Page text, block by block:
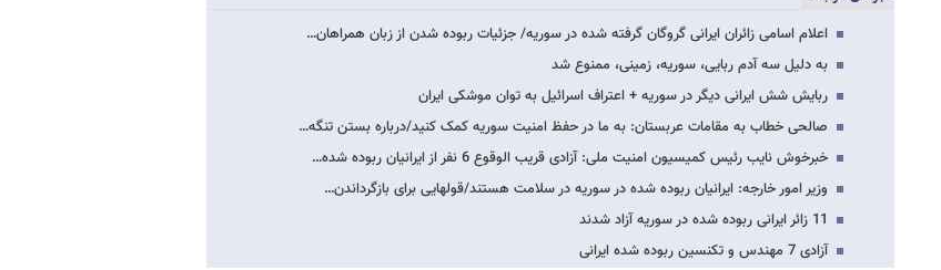
اعلام اسامی زائران ایرانی گروگان گرفته شده در سوریه/ جزئیات ربوده شدن از زبان همراهان…
به دلیل سه آدم ربایی، سوریه، زمینی، ممنوع شد
ربایش شش ایرانی دیگر در سوریه + اعتراف اسرائیل به توان موشکی ایران
صالحی خطاب به مقامات عربستان: به ما در حفظ امنیت سوریه کمک کنید/درباره بستن تنگه…
خبرخوش نایب رئیس کمیسیون امنیت ملی: آزادی قریب الوقوع 6 نفر از ایرانیان ربوده شده…
وزیر امور خارجه: ایرانیان ربوده شده در سوریه در سلامت هستند/قول​هایی برای بازگرداندن…
11 زائر ایرانی ربوده شده در سوریه آزاد شدند
آزادی 7 مهندس و تکنسین ربوده شده ایرانی